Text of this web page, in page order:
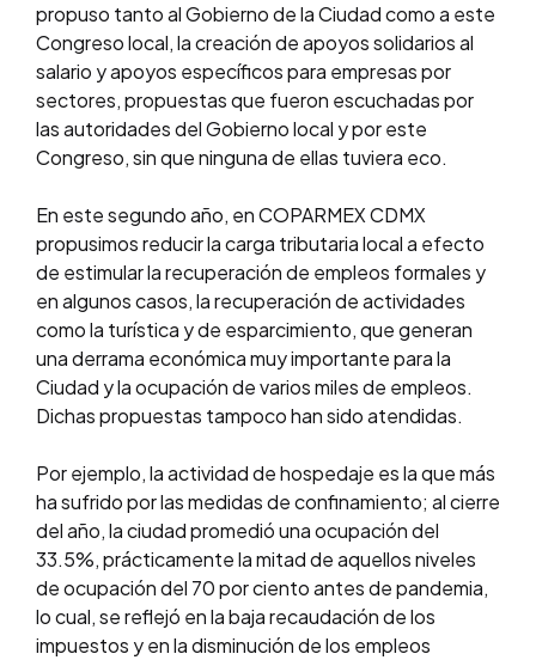
propuso tanto al Gobierno de la Ciudad como a este
Congreso local, la creación de apoyos solidarios al
salario y apoyos específicos para empresas por
sectores, propuestas que fueron escuchadas por
las autoridades del Gobierno local y por este
Congreso, sin que ninguna de ellas tuviera eco.
En este segundo año, en COPARMEX CDMX
propusimos reducir la carga tributaria local a efecto
de estimular la recuperación de empleos formales y
en algunos casos, la recuperación de actividades
como la turística y de esparcimiento, que generan
una derrama económica muy importante para la
Ciudad y la ocupación de varios miles de empleos.
Dichas propuestas tampoco han sido atendidas.
Por ejemplo, la actividad de hospedaje es la que más
ha sufrido por las medidas de confinamiento; al cierre
del año, la ciudad promedió una ocupación del
33.5%, prácticamente la mitad de aquellos niveles
de ocupación del 70 por ciento antes de pandemia,
lo cual, se reflejó en la baja recaudación de los
impuestos y en la disminución de los empleos